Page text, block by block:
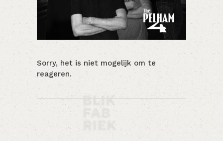
Sorry, het is niet mogelijk om te
reageren.